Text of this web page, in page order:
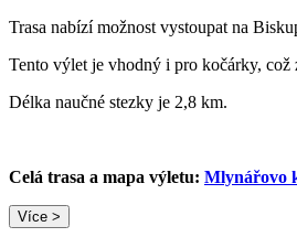
Trasa nabízí možnost vystoupat na
Tento výlet je vhodný i pro kočárky,
Délka naučné stezky je 2,8 km.
Celá trasa a mapa výletu: Mlynářovo
Více >